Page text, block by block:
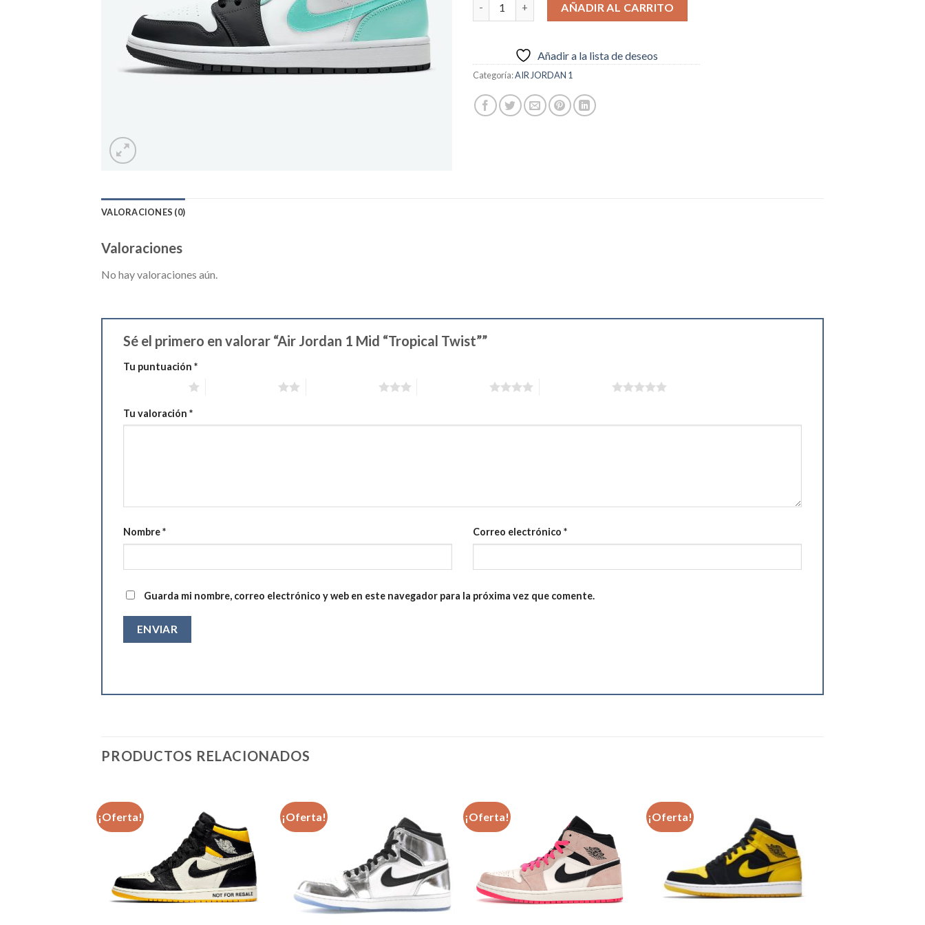
AÑADIR AL CARRITO
Añadir a la lista de deseos
Categoría:AIR JORDAN 1
VALORACIONES (0)
Valoraciones
No hay valoraciones aún.
Sé el primero en valorar “Air Jordan 1 Mid “Tropical Twist””
Tu puntuación *
Tu valoración *
Nombre* Correo electrónico *
Guarda mi nombre, correo electrónico y web en este navegador para la próxima vez que comente.
PRODUCTOS RELACIONADOS
¡Oferta!
Añadir
a la
lista de
deseos
¡Oferta!
Añadir
a la
lista de
deseos
¡Oferta!
Añadir
a la
lista de
deseos
¡Oferta!
Añadir
a la
lista de
deseos